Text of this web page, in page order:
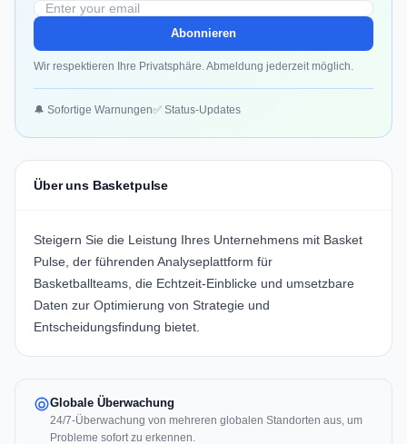
Abonnieren
Wir respektieren Ihre Privatsphäre. Abmeldung jederzeit möglich.
🔔 Sofortige Warnungen✅ Status-Updates
Über uns Basketpulse
Steigern Sie die Leistung Ihres Unternehmens mit Basket
Pulse, der führenden Analyseplattform für
Basketballteams, die Echtzeit-Einblicke und umsetzbare
Daten zur Optimierung von Strategie und
Entscheidungsfindung bietet.
Globale Überwachung
24/7-Überwachung von mehreren globalen Standorten aus, um
Probleme sofort zu erkennen.